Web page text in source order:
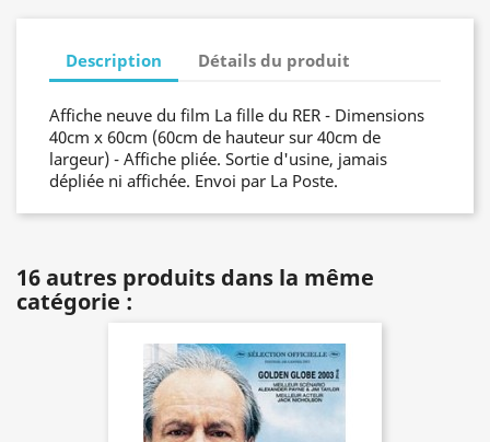
Description Détails du produit
Affiche neuve du film La fille du RER - Dimensions
40cm x 60cm (60cm de hauteur sur 40cm de
largeur) - Affiche pliée. Sortie d'usine, jamais
dépliée ni affichée. Envoi par La Poste.
16 autres produits dans la même
catégorie :